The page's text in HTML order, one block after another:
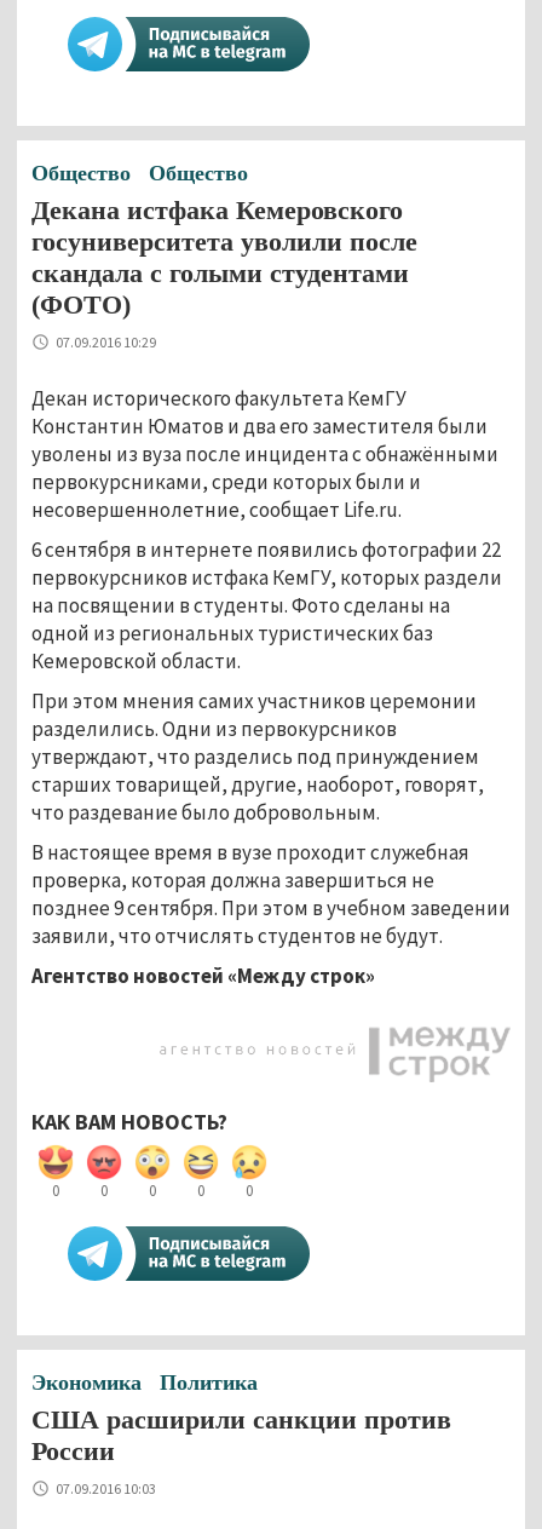
Общество Общество
Декана истфака Кемеровского
госуниверситета уволили после
скандала с голыми студентами
(ФОТО)
07.09.2016 10:29
Декан исторического факультета КемГУ
Константин Юматов и два его заместителя были
уволены из вуза после инцидента с обнажёнными
первокурсниками, среди которых были и
несовершеннолетние, сообщает Life.ru.
6 сентября в интернете появились фотографии 22
первокурсников истфака КемГУ, которых раздели
на посвящении в студенты. Фото сделаны на
одной из региональных туристических баз
Кемеровской области.
При этом мнения самих участников церемонии
разделились. Одни из первокурсников
утверждают, что разделись под принуждением
старших товарищей, другие, наоборот, говорят,
что раздевание было добровольным.
В настоящее время в вузе проходит служебная
проверка, которая должна завершиться не
позднее 9 сентября. При этом в учебном заведении
заявили, что отчислять студентов не будут.
Агентство новостей «Между строк»
КАК ВАМ НОВОСТЬ?
0 0 0 0 0
Экономика Политика
США расширили санкции против
России
07.09.2016 10:03